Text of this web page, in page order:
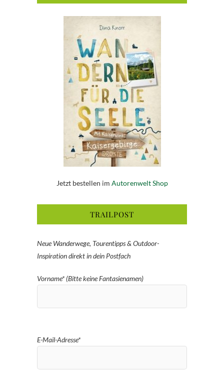
Jetzt bestellen im Autorenwelt Shop
TRAILPOST
Neue Wanderwege, Tourentipps & Outdoor-
Inspiration direkt in dein Postfach
Vorname* (Bitte keine Fantasienamen)
E-Mail-Adresse*